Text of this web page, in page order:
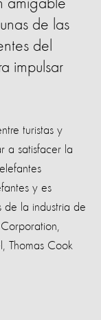
amigable
de las
del
impulsar
turistas y
a satisfacer la
y es
de la industria de
Thomas Cook